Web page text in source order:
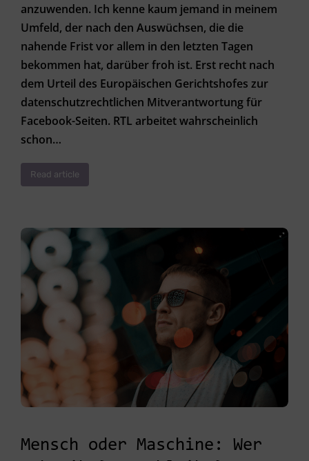
anzuwenden. Ich kenne kaum jemand in meinem
Umfeld, der nach den Auswüchsen, die die
nahende Frist vor allem in den letzten Tagen
bekommen hat, darüber froh ist. Erst recht nach
dem Urteil des Europäischen Gerichtshofes zur
datenschutzrechtlichen Mitverantwortung für
Facebook-Seiten. RTL arbeitet wahrscheinlich
schon…
Read article
Mensch oder Maschine: Wer